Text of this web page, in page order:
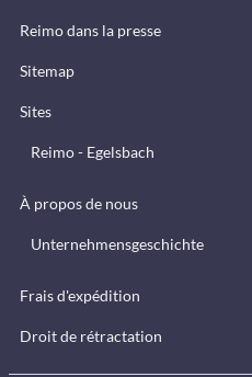
Reimo dans la presse
Sitemap
Sites
Reimo - Egelsbach
À propos de nous
Unternehmensgeschichte
Frais d'expédition
Droit de rétractation